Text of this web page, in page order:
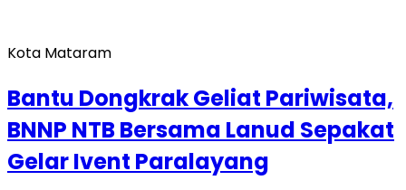
Kota Mataram
Bantu Dongkrak Geliat Pariwisata,
BNNP NTB Bersama Lanud Sepakat
Gelar Ivent Paralayang